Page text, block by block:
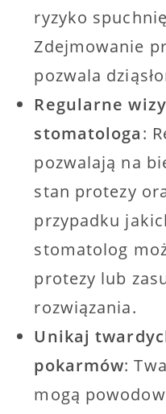
ryzyko
Zdejmowanie
pozwala
Regularne
stomatologa:
pozwalają na
stan protezy
przypadku
stomatolog
protezy lub
rozwiązania.
Unikaj
pokarmów:
mogą